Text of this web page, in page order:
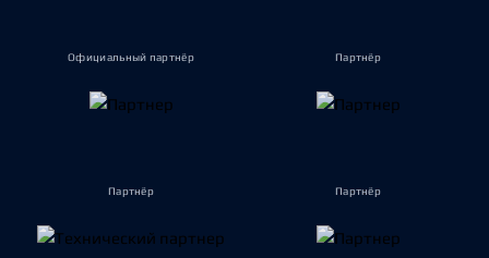
Официальный партнёр Партнёр
Партнёр Партнёр